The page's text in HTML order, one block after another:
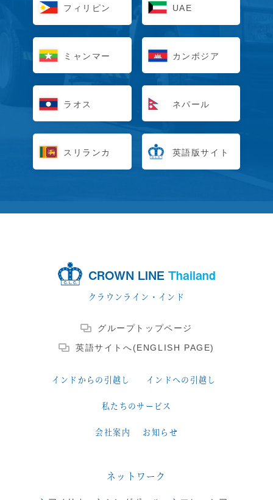
フィリピン UAE
ミャンマー カンボジア
ラオス ネパール
スリランカ 英語版サイト
CROWN LINE Thailand
クラウンライン・インド
グループトップページ
英語サイトへ(ENGLISH PAGE)
インドからの引越し インドへの引越し
私たちのサービス
会社案内 お知らせ
ネットワーク